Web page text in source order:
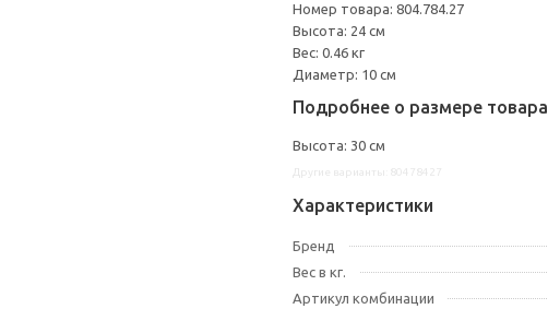
Номер товара: 804.784.27
Высота: 24 см
Вес: 0.46 кг
Диаметр: 10 см
Подробнее о размере товара
Высота: 30 см
Характеристики
Бренд
Вес в кг.
Артикул комбинации